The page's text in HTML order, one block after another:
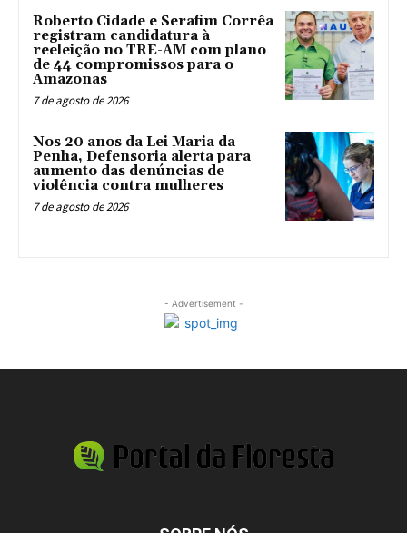
Roberto Cidade e Serafim Corrêa
registram candidatura à
reeleição no TRE-AM com plano
de 44 compromissos para o
Amazonas
7 de agosto de 2026
Nos 20 anos da Lei Maria da
Penha, Defensoria alerta para
aumento das denúncias de
violência contra mulheres
7 de agosto de 2026
- Advertisement -